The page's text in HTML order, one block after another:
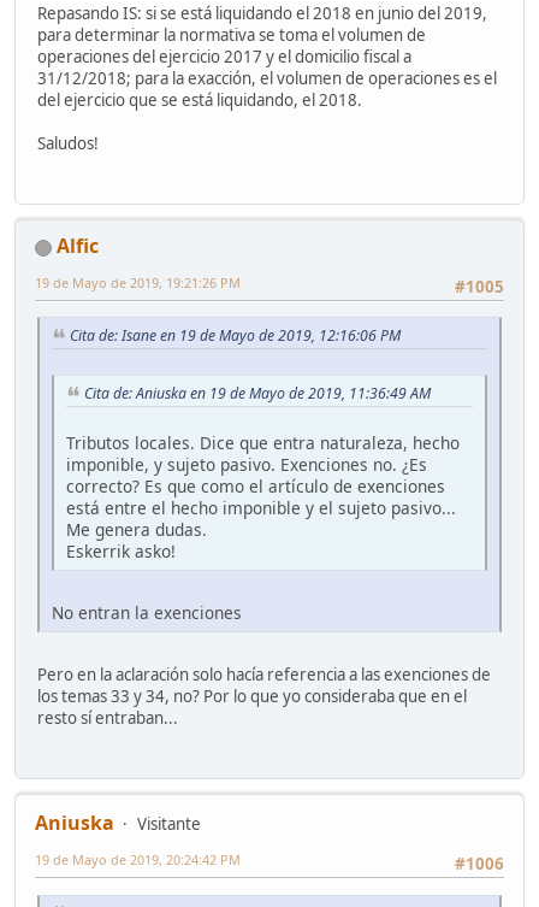
Repasando IS: si se está liquidando el 2018 en junio del 2019,
para determinar la normativa se toma el volumen de
operaciones del ejercicio 2017 y el domicilio fiscal a
31/12/2018; para la exacción, el volumen de operaciones es el
del ejercicio que se está liquidando, el 2018.
Saludos!
Alfic
#1005
19 de Mayo de 2019, 19:21:26 PM
Cita de: Isane en 19 de Mayo de 2019, 12:16:06 PM
Cita de: Aniuska en 19 de Mayo de 2019, 11:36:49 AM
Tributos locales. Dice que entra naturaleza, hecho
imponible, y sujeto pasivo. Exenciones no. ¿Es
correcto? Es que como el artículo de exenciones
está entre el hecho imponible y el sujeto pasivo...
Me genera dudas.
Eskerrik asko!
No entran la exenciones
Pero en la aclaración solo hacía referencia a las exenciones de
los temas 33 y 34, no? Por lo que yo consideraba que en el
resto sí entraban...
Aniuska
Visitante
#1006
19 de Mayo de 2019, 20:24:42 PM